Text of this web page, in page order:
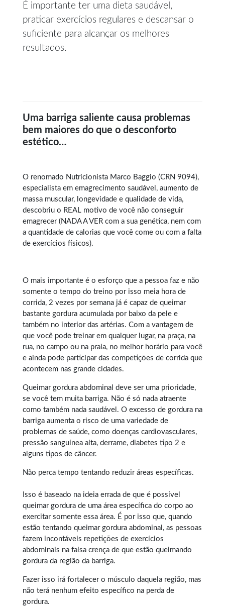
É importante ter uma dieta saudável,
praticar exercícios regulares e descansar o
suficiente para alcançar os melhores
resultados.
Uma barriga saliente causa problemas
bem maiores do que o desconforto
estético…
O renomado Nutricionista Marco Baggio (CRN 9094),
especialista em emagrecimento saudável , aumento de
massa muscular, longevidade e qualidade de vida,
descobriu o REAL motivo de você não conseguir
emagrecer (NADA A VER com a sua genética, nem com
a quantidade de calorias que você come ou com a falta
de exercícios físicos).
O mais importante é o esforço que a pessoa faz e não
somente o tempo do treino por isso meia hora de
corrida, 2 vezes por semana já é capaz de queimar
bastante gordura acumulada por baixo da pele e
também no interior das artérias. Com a vantagem de
que você pode treinar em qualquer lugar, na praça, na
rua, no campo ou na praia, no melhor horário para você
e ainda pode participar das competições de corrida que
acontecem nas grande cidades.
Queimar gordura abdominal deve ser uma prioridade,
se você tem muita barriga. Não é só nada atraente
como também nada saudável. O excesso de gordura na
barriga aumenta o risco de uma variedade de
problemas de saúde, como doenças cardiovasculares,
pressão sanguínea alta, derrame, diabetes tipo 2 e
alguns tipos de câncer.
Não perca tempo tentando reduzir áreas específicas.
Isso é baseado na ideia errada de que é possível
queimar gordura de uma área específica do corpo ao
exercitar somente essa área. É por isso que, quando
estão tentando queimar gordura abdominal, as pessoas
fazem incontáveis repetições de exercícios
abdominais na falsa crença de que estão queimando
gordura da região da barriga.
Fazer isso irá fortalecer o músculo daquela região, mas
não terá nenhum efeito específico na perda de
gordura.